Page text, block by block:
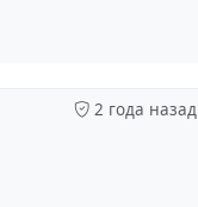
2 года назад